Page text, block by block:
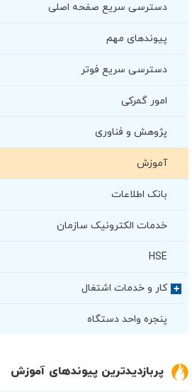
دسترسی سریع صفحه اصلی
پیوندهای مهم
دسترسی سریع فوتر
امور گمرکی
پژوهش و فناوری
آموزش
بانک اطلاعات
خدمات الکترونیک سازمان
HSE
+ کار و خدمات اشتغال
پنجره واحد دستگاه
پربازدیدترین پیوندهای آموزش